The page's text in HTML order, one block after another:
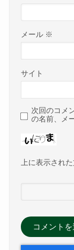
メール ※
サイト
次回のコメ
の名前、メ
上に表示された